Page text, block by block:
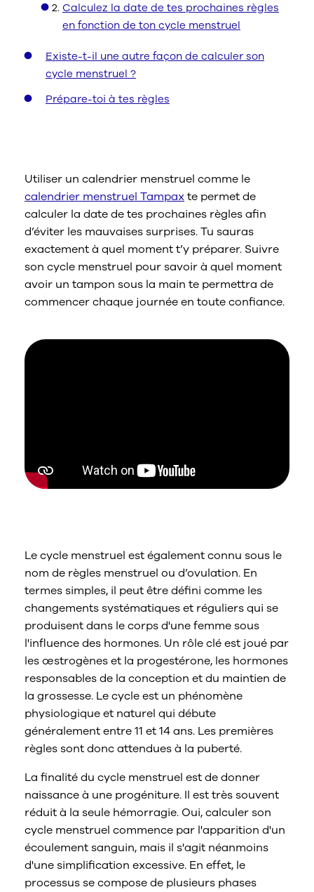
Calculez la date de tes prochaines règles
en fonction de ton cycle menstruel
Existe-t-il une autre façon de calculer son
cycle menstruel ?
Prépare-toi à tes règles
Utiliser un calendrier menstruel comme le
calendrier menstruel Tampaxte permet de
calculer la date de tes prochaines règles afin
d’éviter les mauvaises surprises. Tu sauras
exactement à quel moment t’y préparer. Suivre
son cycle menstruel pour savoir à quel moment
avoir un tampon sous la main te permettra de
commencer chaque journée en toute confiance.
Le cycle menstruel est également connu sous le
nom de règles menstruel ou d’ovulation. En
termes simples, il peut être défini comme les
changements systématiques et réguliers qui se
produisent dans le corps d'une femme sous
l'influence des hormones. Un rôle clé est joué par
les œstrogènes et la progestérone, les hormones
responsables de la conception et du maintien de
la grossesse. Le cycle est un phénomène
physiologique et naturel qui débute
généralement entre 11 et 14 ans. Les premières
règles sont donc attendues à la puberté.
La finalité du cycle menstruel est de donner
naissance à une progéniture. Il est très souvent
réduit à la seule hémorragie. Oui, calculer son
cycle menstruel commence par l'apparition d'un
écoulement sanguin, mais il s'agit néanmoins
d'une simplification excessive. En effet, le
processus se compose de plusieurs phases